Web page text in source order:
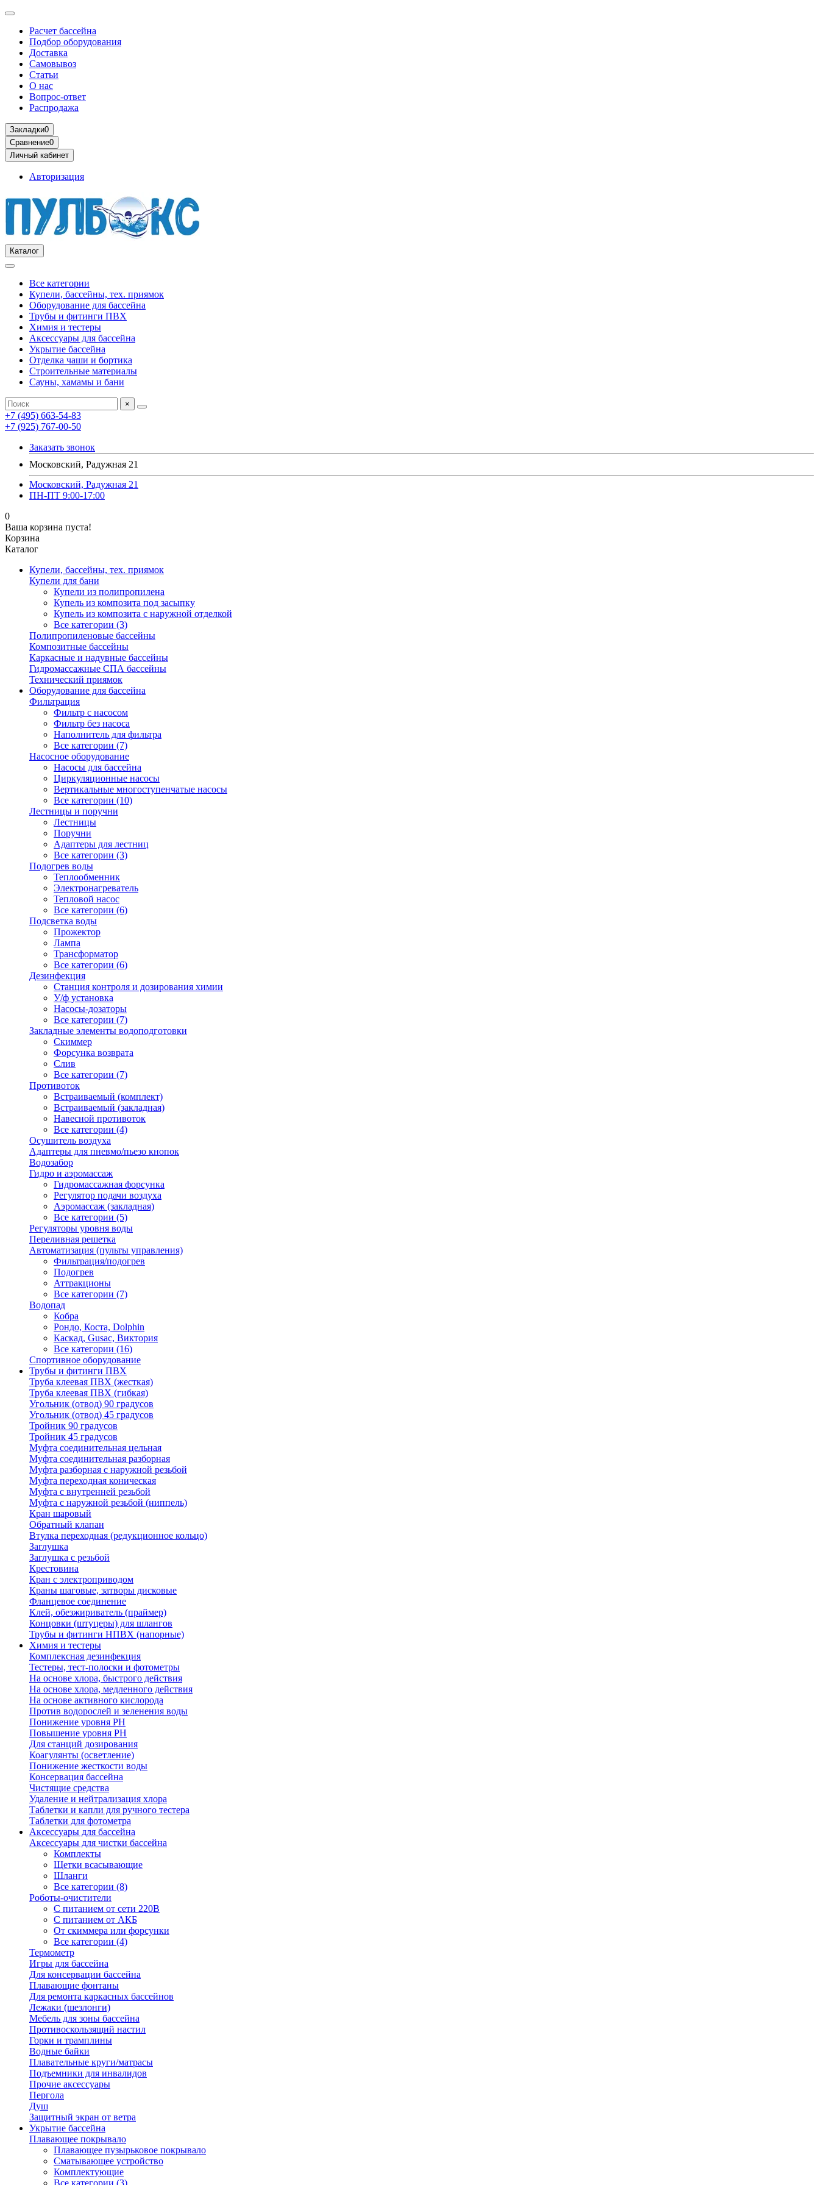
Расчет бассейна
Подбор оборудования
Доставка
Самовывоз
Статьи
О нас
Вопрос-ответ
Распродажа
Закладки0
Сравнение0
Личный кабинет
Авторизация
Каталог
Все категории
Купели, бассейны, тех. приямок
Оборудование для бассейна
Трубы и фитинги ПВХ
Химия и тестеры
Аксессуары для бассейна
Укрытие бассейна
Отделка чаши и бортика
Строительные материалы
Сауны, хамамы и бани
×
+7 (495) 663-54-83
+7 (925) 767-00-50
Заказать звонок
Московский, Радужная 21
Московский, Радужная 21
ПН-ПТ 9:00-17:00
0
Ваша корзина пуста!
Корзина
Каталог
Купели, бассейны, тех. приямок
Купели для бани
Купели из полипропилена
Купель из композита под засыпку
Купель из композита с наружной отделкой
Все категории (3)
Полипропиленовые бассейны
Композитные бассейны
Каркасные и надувные бассейны
Гидромассажные СПА бассейны
Технический приямок
Оборудование для бассейна
Фильтрация
Фильтр с насосом
Фильтр без насоса
Наполнитель для фильтра
Все категории (7)
Насосное оборудование
Насосы для бассейна
Циркуляционные насосы
Вертикальные многоступенчатые насосы
Все категории (10)
Лестницы и поручни
Лестницы
Поручни
Адаптеры для лестниц
Все категории (3)
Подогрев воды
Теплообменник
Электронагреватель
Тепловой насос
Все категории (6)
Подсветка воды
Прожектор
Лампа
Трансформатор
Все категории (6)
Дезинфекция
Станция контроля и дозирования химии
У/ф установка
Насосы-дозаторы
Все категории (7)
Закладные элементы водоподготовки
Скиммер
Форсунка возврата
Слив
Все категории (7)
Противоток
Встраиваемый (комплект)
Встраиваемый (закладная)
Навесной противоток
Все категории (4)
Осушитель воздуха
Адаптеры для пневмо/пьезо кнопок
Водозабор
Гидро и аэромассаж
Гидромассажная форсунка
Регулятор подачи воздуха
Аэромассаж (закладная)
Все категории (5)
Регуляторы уровня воды
Переливная решетка
Автоматизация (пульты управления)
Фильтрация/подогрев
Подогрев
Аттракционы
Все категории (7)
Водопад
Кобра
Рондо, Коста, Dolphin
Каскад, Gusac, Виктория
Все категории (16)
Спортивное оборудование
Трубы и фитинги ПВХ
Труба клеевая ПВХ (жесткая)
Труба клеевая ПВХ (гибкая)
Угольник (отвод) 90 градусов
Угольник (отвод) 45 градусов
Тройник 90 градусов
Тройник 45 градусов
Муфта соединительная цельная
Муфта соединительная разборная
Муфта разборная с наружной резьбой
Муфта переходная коническая
Муфта с внутренней резьбой
Муфта с наружной резьбой (ниппель)
Кран шаровый
Обратный клапан
Втулка переходная (редукционное кольцо)
Заглушка
Заглушка с резьбой
Крестовина
Кран с электроприводом
Краны шаговые, затворы дисковые
Фланцевое соединение
Клей, обезжириватель (праймер)
Концовки (штуцеры) для шлангов
Трубы и фитинги НПВХ (напорные)
Химия и тестеры
Комплексная дезинфекция
Тестеры, тест-полоски и фотометры
На основе хлора, быстрого действия
На основе хлора, медленного действия
На основе активного кислорода
Против водорослей и зеленения воды
Понижение уровня РН
Повышение уровня РН
Для станций дозирования
Коагулянты (осветление)
Понижение жесткости воды
Консервация бассейна
Чистящие средства
Удаление и нейтрализация хлора
Таблетки и капли для ручного тестера
Таблетки для фотометра
Аксессуары для бассейна
Аксессуары для чистки бассейна
Комплекты
Щетки всасывающие
Шланги
Все категории (8)
Роботы-очистители
С питанием от сети 220В
С питанием от АКБ
От скиммера или форсунки
Все категории (4)
Термометр
Игры для бассейна
Для консервации бассейна
Плавающие фонтаны
Для ремонта каркасных бассейнов
Лежаки (шезлонги)
Мебель для зоны бассейна
Противоскользящий настил
Горки и трамплины
Водные байки
Плавательные круги/матрасы
Подъемники для инвалидов
Прочие аксессуары
Пергола
Душ
Защитный экран от ветра
Укрытие бассейна
Плавающее покрывало
Плавающее пузырьковое покрывало
Сматывающее устройство
Комплектующие
Все категории (3)